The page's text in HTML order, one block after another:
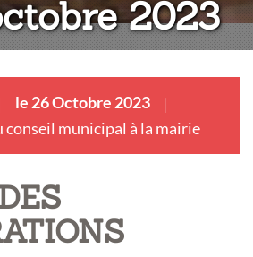
2023
le 26 Octobre 2023
conseil municipal à la mairie